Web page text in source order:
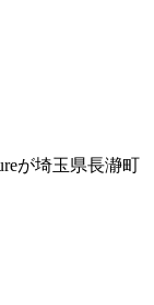
が埼玉県長瀞町